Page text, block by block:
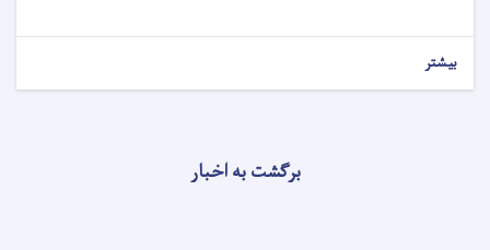
بیشتر
برگشت به اخبار